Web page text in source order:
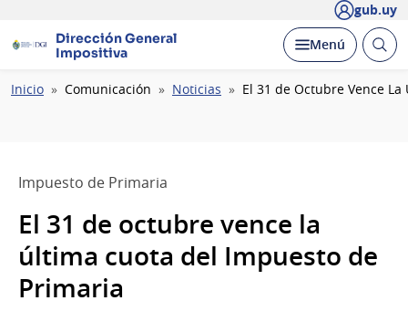
gub.uy
Dirección General
Impositiva
Desplegar
Menú Abrir
Ruta
Inicio Comunicación Noticias El 31 de Octubre Vence
Impuesto de Primaria
El 31 de octubre vence la
última cuota del Impuesto de
Primaria